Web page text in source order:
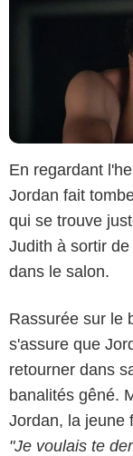
En regardant
Jordan fait
qui se trouve
Judith à sortir
dans le salon.
Rassurée sur le
s'assure que
retourner dans
banalités gêné.
Jordan, la jeune
"Je voulais te